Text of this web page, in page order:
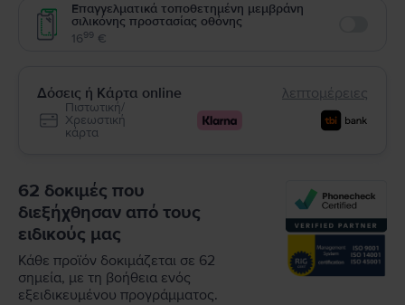
Επαγγελματικά τοποθετημένη μεμβράνη
σιλικόνης προστασίας οθόνης
1699 €
Δόσεις ή Κάρτα online λεπτομέρειες
Πιστωτική/
Χρεωστική
κάρτα
62 δοκιμές που
διεξήχθησαν από τους
ειδικούς μας
Κάθε προϊόν δοκιμάζεται σε 62
σημεία, με τη βοήθεια ενός
εξειδικευμένου προγράμματος.